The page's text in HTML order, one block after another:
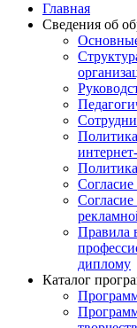
Главная
Сведения об
Правила
диплому
Каталог